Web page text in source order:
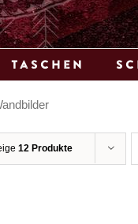
Taschen
12 Produkte